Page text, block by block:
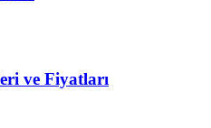
ve Fiyatları